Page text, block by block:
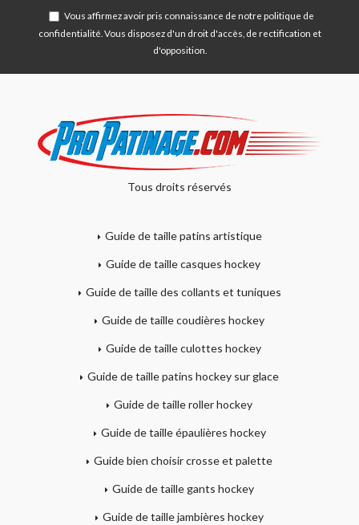
Vous affirmez avoir pris connaissance de notre politique de
confidentialité . Vous disposez d'un droit d'accès, de rectification et
d'opposition.
Tous droits réservés
Guide de taille patins artistique
Guide de taille casques hockey
Guide de taille des collants et tuniques
Guide de taille coudières hockey
Guide de taille culottes hockey
Guide de taille patins hockey sur glace
Guide de taille roller hockey
Guide de taille épaulières hockey
Guide bien choisir crosse et palette
Guide de taille gants hockey
Guide de taille jambières hockey